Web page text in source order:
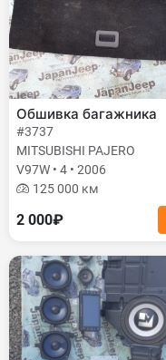
Обшивка багажника
#3737
MITSUBISHI PAJERO
V97W • 4 • 2006
125 000 км
2 000₽